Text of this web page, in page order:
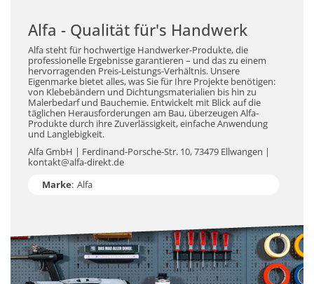
Alfa - Qualität für's Handwerk
Alfa steht für hochwertige Handwerker-Produkte, die
professionelle Ergebnisse garantieren – und das zu einem
hervorragenden Preis-Leistungs-Verhältnis. Unsere
Eigenmarke bietet alles, was Sie für Ihre Projekte benötigen:
von Klebebändern und Dichtungsmaterialien bis hin zu
Malerbedarf und Bauchemie. Entwickelt mit Blick auf die
täglichen Herausforderungen am Bau, überzeugen Alfa-
Produkte durch ihre Zuverlässigkeit, einfache Anwendung
und Langlebigkeit.
Alfa GmbH | Ferdinand-Porsche-Str. 10, 73479 Ellwangen |
kontakt@alfa-direkt.de
Marke: Alfa